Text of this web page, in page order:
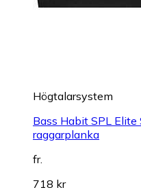
Högtalarsystem
Bass Habit SPL
raggarplanka
fr.
718 kr